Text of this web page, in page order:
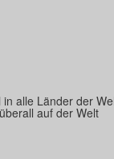
alle Länder der
auf der Welt